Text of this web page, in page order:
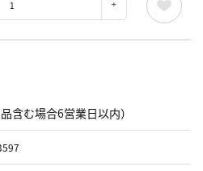
含む場合6営業日以内）